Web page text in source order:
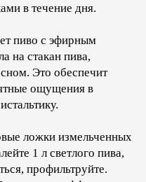
в течение дня.
пиво с эфирным
на стакан пива,
Это обеспечит
ощущения в
ложки измельченных
1 л светлого пива,
профильтруйте.